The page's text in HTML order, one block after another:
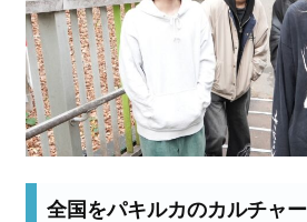
全国をパキルカのカルチャ